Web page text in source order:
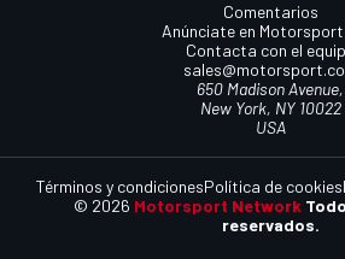
Comentarios
Anúnciate en
Contacta con el
650 Madison Avenue,
New York, NY 10022
USA
© 2026 Motorsport Network
reservados.
Términos y condicionesPolítica de cookies